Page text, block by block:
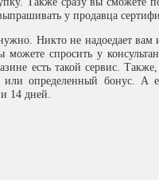
у продавца
Никто не надоедает вам
можете спросить у
есть такой сервис.
или определенный бонус. А
14 дней.